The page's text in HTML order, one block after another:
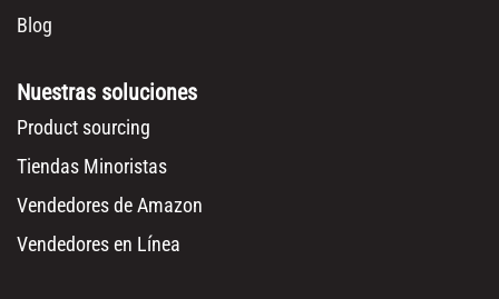
Blog
Nuestras soluciones
Product sourcing
Tiendas Minoristas
Vendedores de Amazon
Vendedores en Línea